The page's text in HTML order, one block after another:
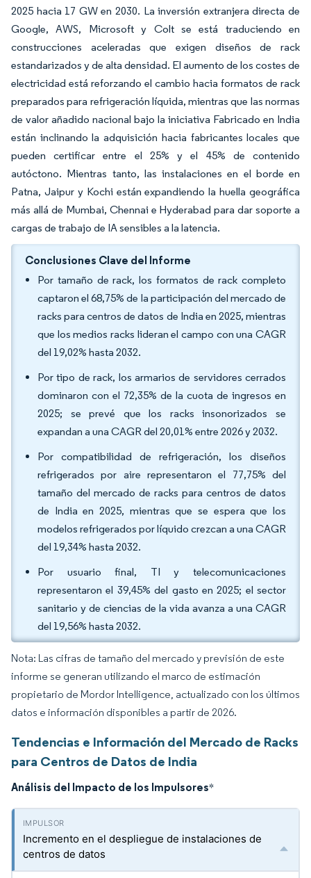
2025 hacia 17 GW en 2030. La inversión extranjera directa de
Google, AWS, Microsoft y Colt se está traduciendo en
construcciones aceleradas que exigen diseños de rack
estandarizados y de alta densidad. El aumento de los costes de
electricidad está reforzando el cambio hacia formatos de rack
preparados para refrigeración líquida, mientras que las normas
de valor añadido nacional bajo la iniciativa Fabricado en India
están inclinando la adquisición hacia fabricantes locales que
pueden certificar entre el 25% y el 45% de contenido
autóctono. Mientras tanto, las instalaciones en el borde en
Patna, Jaipur y Kochi están expandiendo la huella geográfica
más allá de Mumbai, Chennai e Hyderabad para dar soporte a
cargas de trabajo de IA sensibles a la latencia.
Conclusiones Clave del Informe
Por tamaño de rack, los formatos de rack completo
captaron el 68,75% de la participación del mercado de
racks para centros de datos de India en 2025, mientras
que los medios racks lideran el campo con una CAGR
del 19,02% hasta 2032.
Por tipo de rack, los armarios de servidores cerrados
dominaron con el 72,35% de la cuota de ingresos en
2025; se prevé que los racks insonorizados se
expandan a una CAGR del 20,01% entre 2026 y 2032.
Por compatibilidad de refrigeración, los diseños
refrigerados por aire representaron el 77,75% del
tamaño del mercado de racks para centros de datos
de India en 2025, mientras que se espera que los
modelos refrigerados por líquido crezcan a una CAGR
del 19,34% hasta 2032.
Por usuario final, TI y telecomunicaciones
representaron el 39,45% del gasto en 2025; el sector
sanitario y de ciencias de la vida avanza a una CAGR
del 19,56% hasta 2032.
Nota: Las cifras de tamaño del mercado y previsión de este
informe se generan utilizando el marco de estimación
propietario de Mordor Intelligence, actualizado con los últimos
datos e información disponibles a partir de 2026.
Tendencias e Información del Mercado de Racks
para Centros de Datos de India
Análisis del Impacto de los Impulsores*
Incremento en el despliegue de instalaciones de
centros de datos